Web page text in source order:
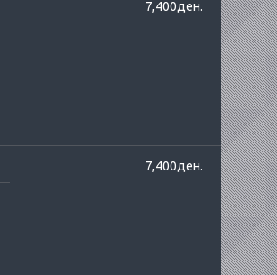
7,400ден.
7,400ден.